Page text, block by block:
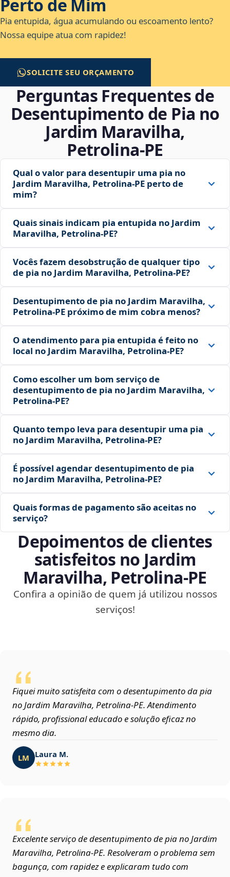
Perto de Mim
Pia entupida, água acumulando ou escoamento lento?
Nossa equipe atua com rapidez!
SOLICITE SEU ORÇAMENTO
Perguntas Frequentes de
Desentupimento de Pia no
Jardim Maravilha,
Petrolina‑PE
Qual o valor para desentupir uma pia no
Jardim Maravilha, Petrolina‑PE perto de
mim?
Quais sinais indicam pia entupida no Jardim
Maravilha, Petrolina‑PE?
Vocês fazem desobstrução de qualquer tipo
de pia no Jardim Maravilha, Petrolina‑PE?
Desentupimento de pia no Jardim Maravilha,
Petrolina‑PE próximo de mim cobra menos?
O atendimento para pia entupida é feito no
local no Jardim Maravilha, Petrolina‑PE?
Como escolher um bom serviço de
desentupimento de pia no Jardim Maravilha,
Petrolina‑PE?
Quanto tempo leva para desentupir uma pia
no Jardim Maravilha, Petrolina‑PE?
É possível agendar desentupimento de pia
no Jardim Maravilha, Petrolina‑PE?
Quais formas de pagamento são aceitas no
serviço?
Depoimentos de clientes
satisfeitos no Jardim
Maravilha, Petrolina‑PE
Confira a opinião de quem já utilizou nossos
serviços!
Fiquei muito satisfeita com o desentupimento da pia
no Jardim Maravilha, Petrolina‑PE. Atendimento
rápido, profissional educado e solução eficaz no
mesmo dia.
LM Laura M.
Excelente serviço de desentupimento de pia no Jardim
Maravilha, Petrolina‑PE. Resolveram o problema sem
bagunça, com rapidez e explicaram tudo com